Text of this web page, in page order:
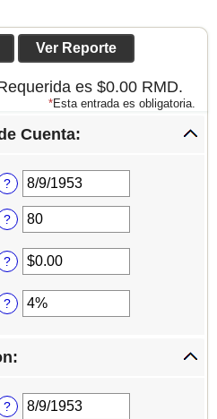
es $0.00 RMD.
*Esta entrada es obligatoria.
Cuenta:
una
?
entre
35
?
entre
?
?
?